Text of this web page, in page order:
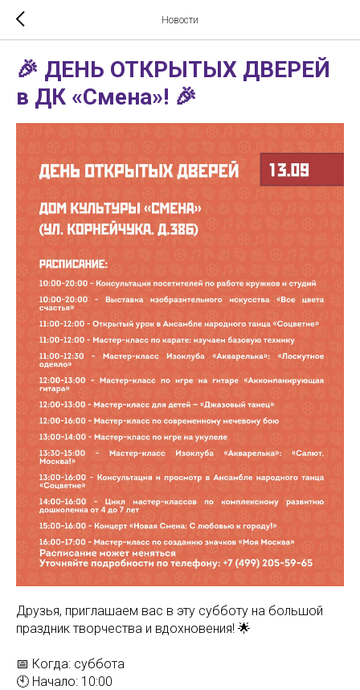
Новости
🎉 ДЕНЬ ОТКРЫТЫХ ДВЕРЕЙ
в ДК «Смена»! 🎉
Друзья, приглашаем вас в эту субботу на большой
праздник творчества и вдохновения! 🌟
📅 Когда: суббота
🕙 Начало: 10:00